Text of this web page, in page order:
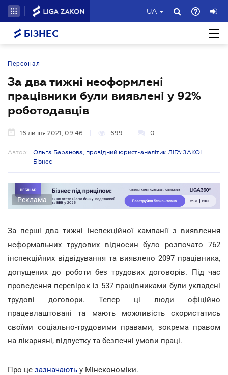
UA
БІЗНЕС
Персонал
За два тижні неоформлені
працівники були виявлені у 92%
роботодавців
16 липня 2021, 09:46 699 0
Автор:
Ольга Баранова, провідний юрист-аналітик ЛІГА:ЗАКОН
Бізнес
Реклама
За перші два тижні інспекційної кампанії з виявлення
неформальних трудових відносин було розпочато 762
інспекційних відвідування та виявлено 2097 працівника,
допущених до роботи без трудових договорів. Під час
проведення перевірок із 537 працівниками були укладені
трудові договори. Тепер ці люди офіційно
працевлаштовані та мають можливість скористатись
своїми соціально-трудовими правами, зокрема правом
на лікарняні, відпустку та безпечні умови праці.
Про це зазначають у Мінекономіки.